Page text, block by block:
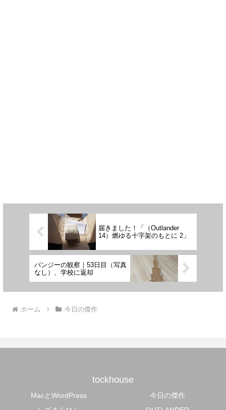
届きました！「（Outlander
14）燃ゆる十字架のもとに 2」
パンジーの観察｜53日目（写真
なし）、学校に返却
ホーム 今日の傑作
tockhouse
MacとWordPress
今日の傑作